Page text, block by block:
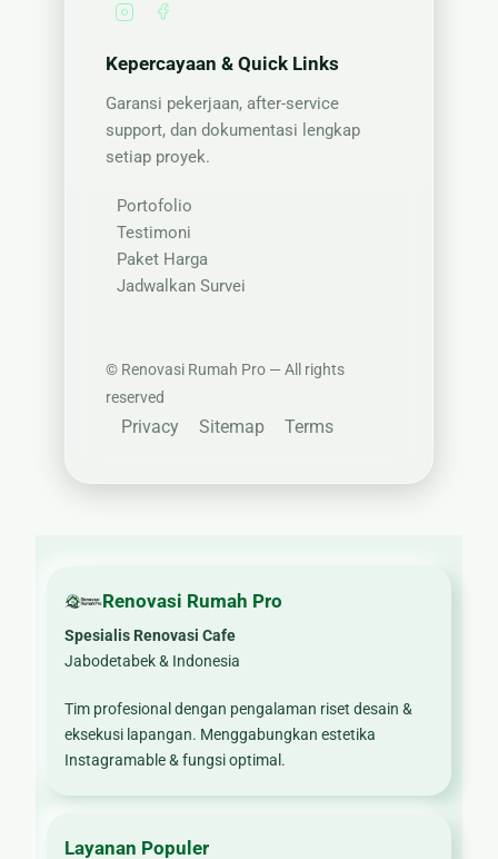
Kepercayaan & Quick Links
Garansi pekerjaan, after-service
support, dan dokumentasi lengkap
setiap proyek.
Portofolio
Testimoni
Paket Harga
Jadwalkan Survei
© Renovasi Rumah Pro — All rights
reserved
Privacy Sitemap Terms
Renovasi Rumah Pro
Spesialis Renovasi Cafe
Jabodetabek & Indonesia
Tim profesional dengan pengalaman riset desain &
eksekusi lapangan. Menggabungkan estetika
Instagramable & fungsi optimal.
Layanan Populer